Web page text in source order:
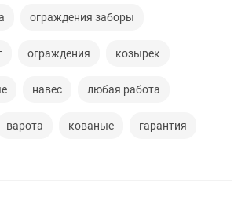
ограждения заборы
ограждения козырек
навес любая работа
варота кованые гарантия